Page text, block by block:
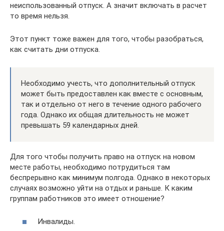
неиспользованный отпуск. А значит включать в расчет
то время нельзя.
Этот пункт тоже важен для того, чтобы разобраться,
как считать дни отпуска.
Необходимо учесть, что дополнительный отпуск
может быть предоставлен как вместе с основным,
так и отдельно от него в течение одного рабочего
года. Однако их общая длительность не может
превышать 59 календарных дней.
Для того чтобы получить право на отпуск на новом
месте работы, необходимо потрудиться там
беспрерывно как минимум полгода. Однако в некоторых
случаях возможно уйти на отдых и раньше. К каким
группам работников это имеет отношение?
Инвалиды.